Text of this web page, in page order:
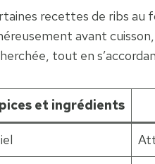
recettes de ribs au
avant
tout en
et ingrédients